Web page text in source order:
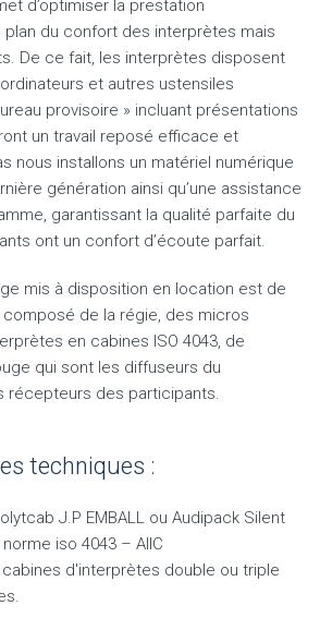
d’optimiser la prestation
plan du confort des interprètes mais
De ce fait, les interprètes disposent
et autres ustensiles
provisoire » incluant présentations
un travail reposé efficace et
nous installons un matériel numérique
génération ainsi qu’une assistance
garantissant la qualité parfaite du
ont un confort d’écoute parfait.
mis à disposition en location est de
composé de la régie, des micros
en cabines ISO 4043, de
qui sont les diffuseurs du
récepteurs des participants.
techniques :
J.P EMBALL ou Audipack Silent
iso 4043 – AIIC
cabines d'interprètes double ou triple